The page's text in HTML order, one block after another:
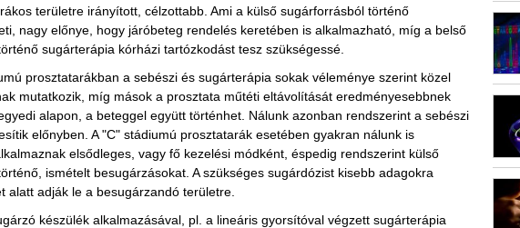
területre irányított, célzottabb. Ami a külső sugárforrásból történő
nagy előnye, hogy járóbeteg rendelés keretében is alkalmazható, míg a belső
sugárterápia kórházi tartózkodást tesz szükségessé.
prosztatarákban a sebészi és sugárterápia sokak véleménye szerint közel
mutatkozik, míg mások a prosztata műtéti eltávolítását eredményesebbnek
alapon, a beteggel együtt történhet. Nálunk azonban rendszerint a sebészi
előnyben. A "C" stádiumú prosztatarák esetében gyakran nálunk is
elsődleges, vagy fő kezelési módként, éspedig rendszerint külső
ismételt besugárzásokat. A szükséges sugárdózist kisebb adagokra
alatt adják le a besugárzandó területre.
készülék alkalmazásával, pl. a lineáris gyorsítóval végzett sugárterápia